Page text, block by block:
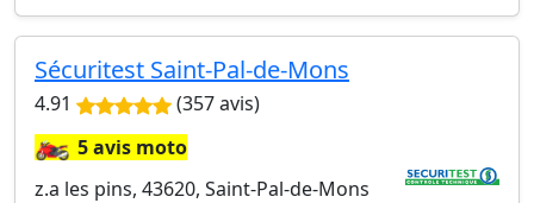
Sécuritest Saint-Pal-de-Mons
4.91 (357 avis)
🏍️5 avis moto
z.a les pins, 43620, Saint-Pal-de-Mons